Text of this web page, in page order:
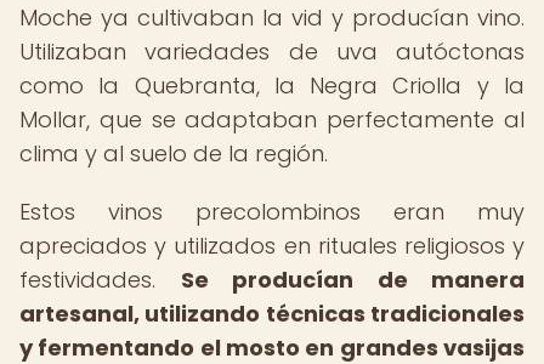
Moche ya cultivaban la vid y producían vino.
Utilizaban variedades de uva autóctonas
como la Quebranta, la Negra Criolla y la
Mollar, que se adaptaban perfectamente al
clima y al suelo de la región.
Estos vinos precolombinos eran muy
apreciados y utilizados en rituales religiosos y
festividades. Se producían de manera
artesanal, utilizando técnicas tradicionales
y fermentando el mosto en grandes vasijas